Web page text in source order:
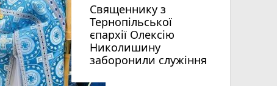
Священнику з
Тернопільської
єпархії Олексію
Николишину
заборонили служіння